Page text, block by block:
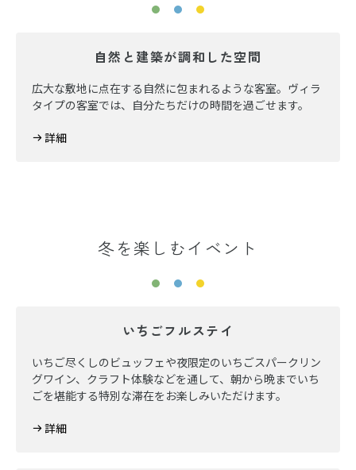
自然と建築が調和した空間
広大な敷地に点在する自然に包まれるような客室。ヴィラ
タイプの客室では、自分たちだけの時間を過ごせます。
詳細
冬を楽しむイベント
いちごフルステイ
いちご尽くしのビュッフェや夜限定のいちごスパークリン
グワイン、クラフト体験などを通して、朝から晩までいち
ごを堪能する特別な滞在をお楽しみいただけます。
詳細